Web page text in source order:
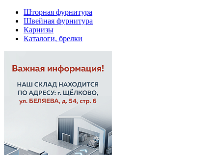
Шторная фурнитура
Швейная фурнитура
Карнизы
Каталоги, брелки